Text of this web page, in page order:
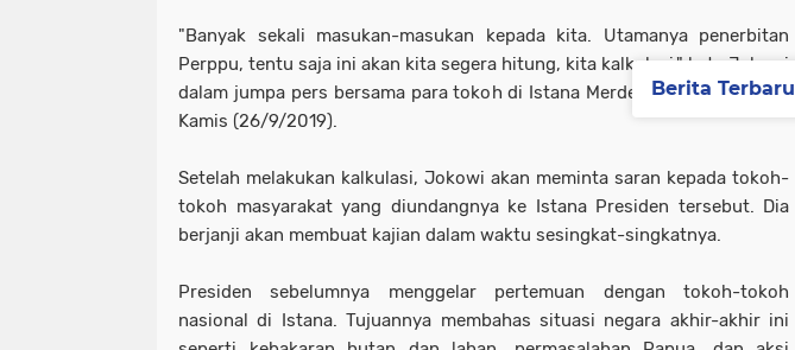
"Banyak sekali masukan-masukan kepada kita. Utamanya penerbitan
Perppu, tentu saja ini akan kita segera hitung, kita kalkulasi," kata Jokowi
dalam jumpa pers bersama para tokoh di Istana Merdeka, Jakarta Pusat,
Kamis (26/9/2019).
Setelah melakukan kalkulasi, Jokowi akan meminta saran kepada tokoh-
tokoh masyarakat yang diundangnya ke Istana Presiden tersebut. Dia
berjanji akan membuat kajian dalam waktu sesingkat-singkatnya.
Presiden sebelumnya menggelar pertemuan dengan tokoh-tokoh
nasional di Istana. Tujuannya membahas situasi negara akhir-akhir ini
Berita Terbaru